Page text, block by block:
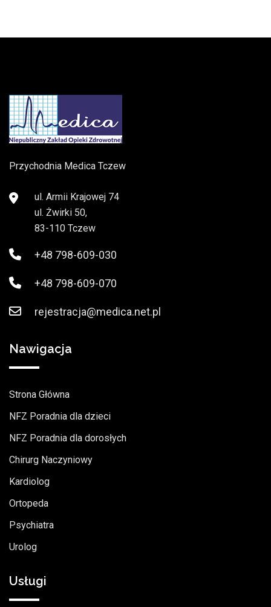
Przychodnia Medica Tczew
ul. Armii Krajowej 74
ul. Żwirki 50,
83-110 Tczew
+48 798-609-030
+48 798-609-070
rejestracja@medica.net.pl
Nawigacja
Strona Główna
NFZ Poradnia dla dzieci
NFZ Poradnia dla dorosłych
Chirurg Naczyniowy
Kardiolog
Ortopeda
Psychiatra
Urolog
Usługi